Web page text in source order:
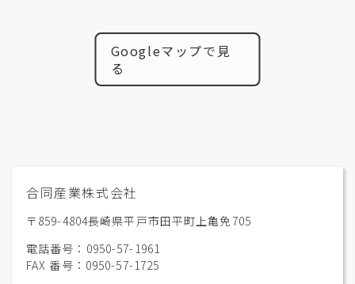
合同産業株式会社
〒859-4804長崎県平戸市田平町上亀免705
電話番号：0950-57-1961
FAX 番号：0950-57-1725
Googleマップで見
る